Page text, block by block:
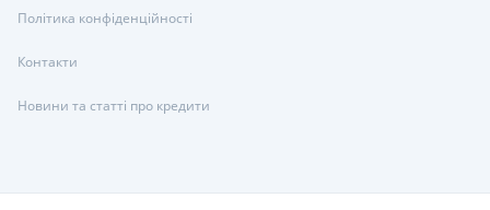
Політика конфіденційності
Контакти
Новини та статті про кредити